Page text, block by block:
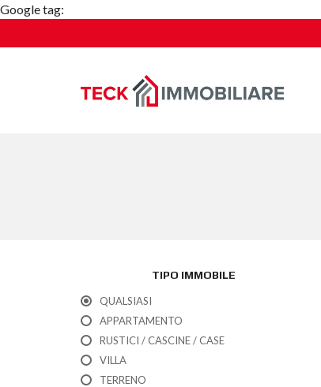
Google tag:
TIPO IMMOBILE
QUALSIASI
APPARTAMENTO
RUSTICI / CASCINE / CASE
VILLA
TERRENO